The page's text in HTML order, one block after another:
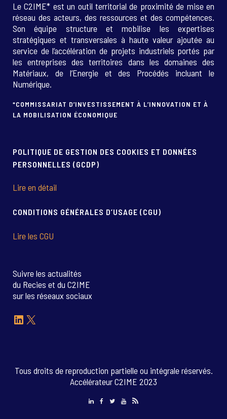
Le C2IME* est un outil territorial de proximité de mise en
réseau des acteurs, des ressources et des compétences.
Son équipe structure et mobilise les expertises
stratégiques et transversales à haute valeur ajoutée au
service de l’accélération de projets industriels portés par
les entreprises des territoires dans les domaines des
Matériaux, de l’Energie et des Procédés incluant le
Numérique.
*COMMISSARIAT D’INVESTISSEMENT À L’INNOVATION ET À
LA MOBILISATION ÉCONOMIQUE
POLITIQUE DE GESTION DES COOKIES ET DONNÉES
PERSONNELLES (GCDP)
Lire en détail
CONDITIONS GÉNÉRALES D’USAGE (CGU)
Lire les CGU
Suivre les actualités
du Recies et du C2IME
sur les réseaux sociaux
LinkedIn
X
Tous droits de reproduction partielle ou intégrale réservés.
Accélérateur C2IME 2023